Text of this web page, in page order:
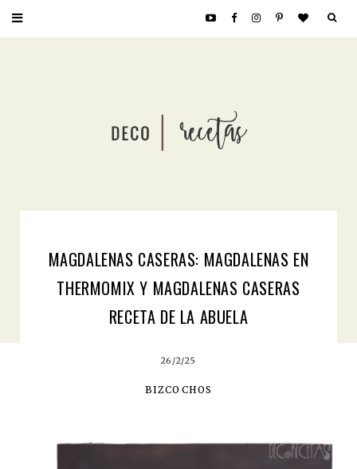
MAGDALENAS CASERAS: MAGDALENAS EN
THERMOMIX Y MAGDALENAS CASERAS
RECETA DE LA ABUELA
26/2/25
BIZCOCHOS